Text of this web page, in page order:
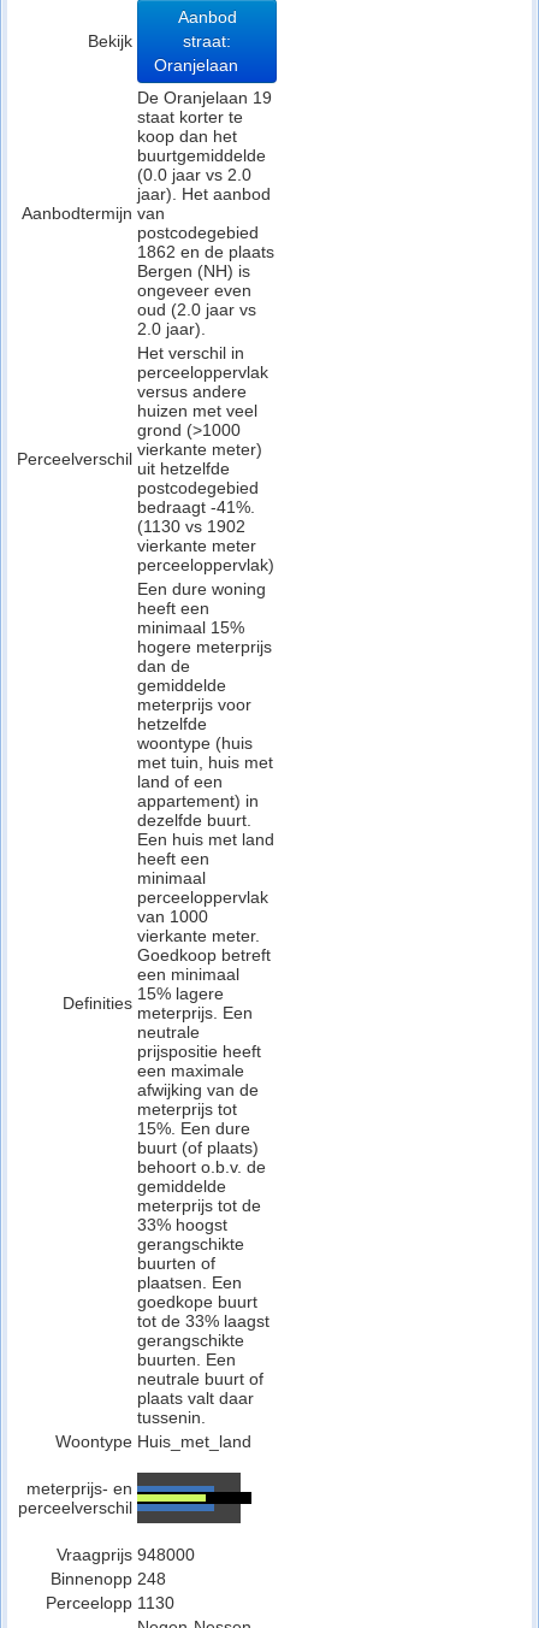
Bekijk
Aanbod
straat:
Oranjelaan
Aanbodtermijn
De Oranjelaan 19
staat korter te
koop dan het
buurtgemiddelde
(0.0 jaar vs 2.0
jaar). Het aanbod
van
postcodegebied
1862 en de plaats
Bergen (NH) is
ongeveer even
oud (2.0 jaar vs
2.0 jaar).
Perceelverschil
Het verschil in
perceeloppervlak
versus andere
huizen met veel
grond (>1000
vierkante meter)
uit hetzelfde
postcodegebied
bedraagt -41%.
(1130 vs 1902
vierkante meter
perceeloppervlak)
Definities
Een dure woning
heeft een
minimaal 15%
hogere meterprijs
dan de
gemiddelde
meterprijs voor
hetzelfde
woontype (huis
met tuin, huis met
land of een
appartement) in
dezelfde buurt.
Een huis met land
heeft een
minimaal
perceeloppervlak
van 1000
vierkante meter.
Goedkoop betreft
een minimaal
15% lagere
meterprijs. Een
neutrale
prijspositie heeft
een maximale
afwijking van de
meterprijs tot
15%. Een dure
buurt (of plaats)
behoort o.b.v. de
gemiddelde
meterprijs tot de
33% hoogst
gerangschikte
buurten of
plaatsen. Een
goedkope buurt
tot de 33% laagst
gerangschikte
buurten. Een
neutrale buurt of
plaats valt daar
tussenin.
Woontype Huis_met_land
meterprijs- en
perceelverschil
Vraagprijs 948000
Binnenopp 248
Perceelopp 1130